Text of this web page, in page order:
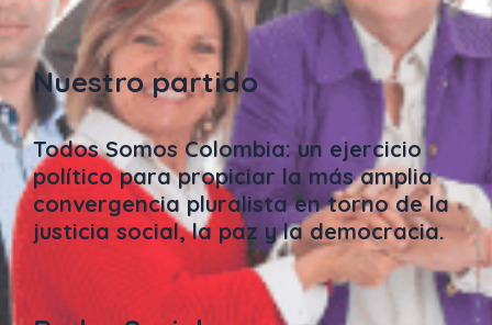
Nuestro partido
Todos Somos Colombia: un ejercicio
político para propiciar la más amplia
convergencia pluralista en torno de la
justicia social, la paz y la democracia.